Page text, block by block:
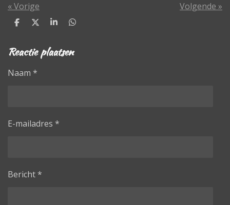
«Vorige Volgende »
D
e
n
D
l
S
r
e
D
e
n
Reactie plaatsen
Naam *
E-mailadres *
Bericht *